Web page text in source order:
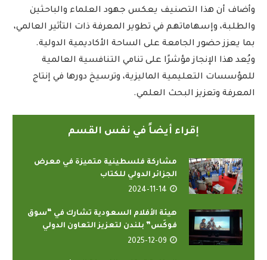
وأضاف أن هذا التصنيف يعكس جهود العلماء والباحثين
والطلبة، وإسهاماتهم في تطوير المعرفة ذات التأثير العالمي،
بما يعزز حضور الجامعة على الساحة الأكاديمية الدولية.
ويُعد هذا الإنجاز مؤشرًا على تنامي التنافسية العالمية
للمؤسسات التعليمية الماليزية، وترسيخ دورها في إنتاج
المعرفة وتعزيز البحث العلمي.
إقراء أيضاً في نفس القسم
مشاركة فلسطينية متميزة في معرض
الجزائر الدولي للكتاب
2024-11-14
هيئة الأفلام السعودية تشارك في “سوق
فوكَس” بلندن لتعزيز التعاون الدولي
2025-12-09